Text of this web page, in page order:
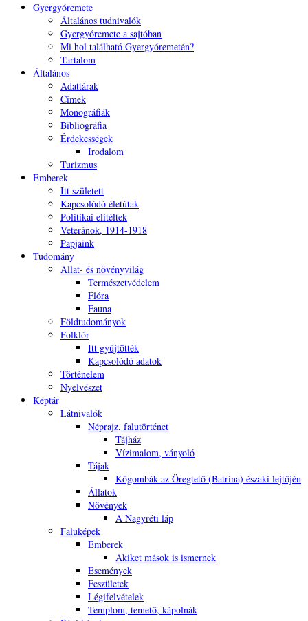
Gyergyóremete
Általános tudnivalók
Gyergyóremete a sajtóban
Mi hol található Gyergyóremetén?
Tartalom
Általános
Adattárak
Címek
Monográfiák
Bibliográfia
Érdekességek
Irodalom
Turizmus
Emberek
Itt született
Kapcsolódó életútak
Politikai elítéltek
Veteránok, 1914-1918
Papjaink
Tudomány
Állat- és növényvilág
Természetvédelem
Flóra
Fauna
Földtudományok
Folklór
Itt gyűjtötték
Kapcsolódó adatok
Történelem
Nyelvészet
Képtár
Látnivalók
Néprajz, falutörténet
Tájház
Vízimalom, ványoló
Tájak
Kőgombák az Öregtető (Batrina) északi lejtőjén
Állatok
Növények
A Nagyréti láp
Faluképek
Emberek
Akiket mások is ismernek
Események
Feszületek
Légifelvételek
Templom, temető, kápolnák